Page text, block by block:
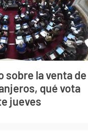
sobre la venta de
qué vota
jueves